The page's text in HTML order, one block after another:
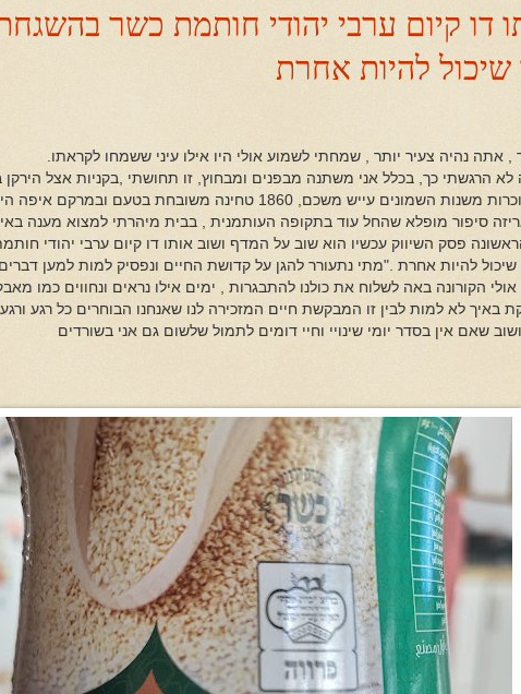
דו קיום ערבי יהודי חותמת כשר
להיות אחרת
, אתה נהיה צעיר יותר , שמחתי לשמוע אולי היו אילו עיני ששמחו לקראתו.
הרגשתי כך, בכלל אני משתנה מבפנים ומבחוץ, זו תחושתי ,בקניות אצל הירקן
פגשתי פנים מוכרות משנות השמונים עייש משכם, 1860 טחינה משובחת בטעם
סיפור מופלא שהחל עוד בתקופה העותמנית , בבית מיהרתי למצוא מענה
פסק השיווק עכשיו הוא שוב על המדף ושוב אותו דו קיום ערבי יהודי
להיות אחרת ."מתי נתעורר להגן על קדושת החיים ונפסיק למות למען
הקורונה באה לשלוח את כולנו להתבגרות , ימים אילו נראים ונחווים כמו
באיך לא למות לבין זו המבקשת חיים המזכירה לנו שאנחנו הבוחרים כל רגע ורגע
שאם אין בסדר יומי שינויי וחיי דומים לתמול שלשום גם אני בשורדים